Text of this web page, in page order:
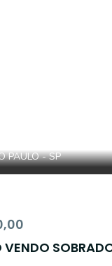
PAULO - SP